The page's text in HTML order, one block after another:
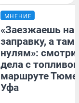
МНЕНИЕ
«Заезжаешь на
заправку, а там
нулям»:
дела с
маршруте
Уфа